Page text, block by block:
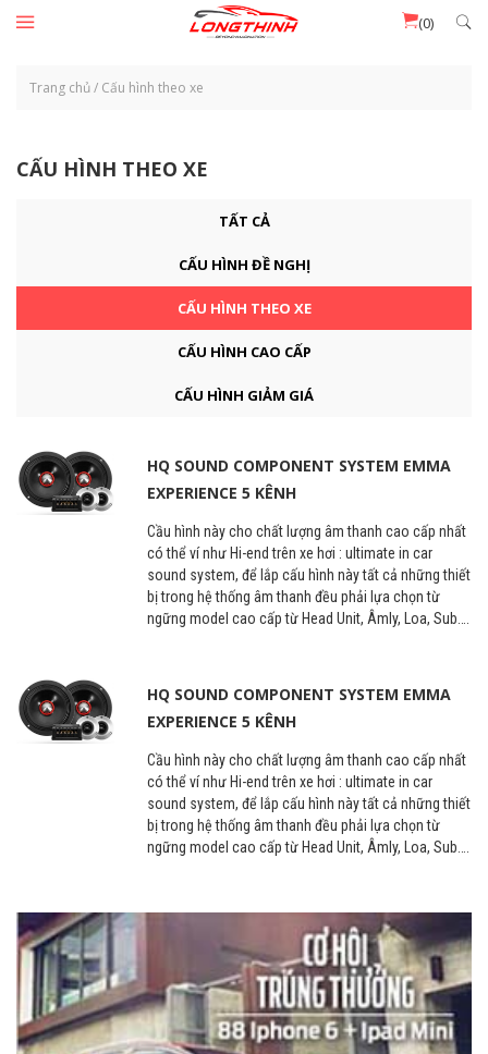
Đến nội dung chính
(0)
Trang chủ/ Cấu hình theo xe
CẤU HÌNH THEO XE
TẤT CẢ
CẤU HÌNH ĐỀ NGHỊ
CẤU HÌNH THEO XE
CẤU HÌNH CAO CẤP
CẤU HÌNH GIẢM GIÁ
HQ SOUND COMPONENT SYSTEM EMMA
EXPERIENCE 5 KÊNH
Cầu hình này cho chất lượng âm thanh cao cấp nhất
có thể ví như Hi-end trên xe hơi : ultimate in car
sound system, để lắp cấu hình này tất cả những thiết
bị trong hệ thống âm thanh đều phải lựa chọn từ
ngững model cao cấp từ Head Unit, Âmly, Loa, Sub….
HQ SOUND COMPONENT SYSTEM EMMA
EXPERIENCE 5 KÊNH
Cầu hình này cho chất lượng âm thanh cao cấp nhất
có thể ví như Hi-end trên xe hơi : ultimate in car
sound system, để lắp cấu hình này tất cả những thiết
bị trong hệ thống âm thanh đều phải lựa chọn từ
ngững model cao cấp từ Head Unit, Âmly, Loa, Sub….